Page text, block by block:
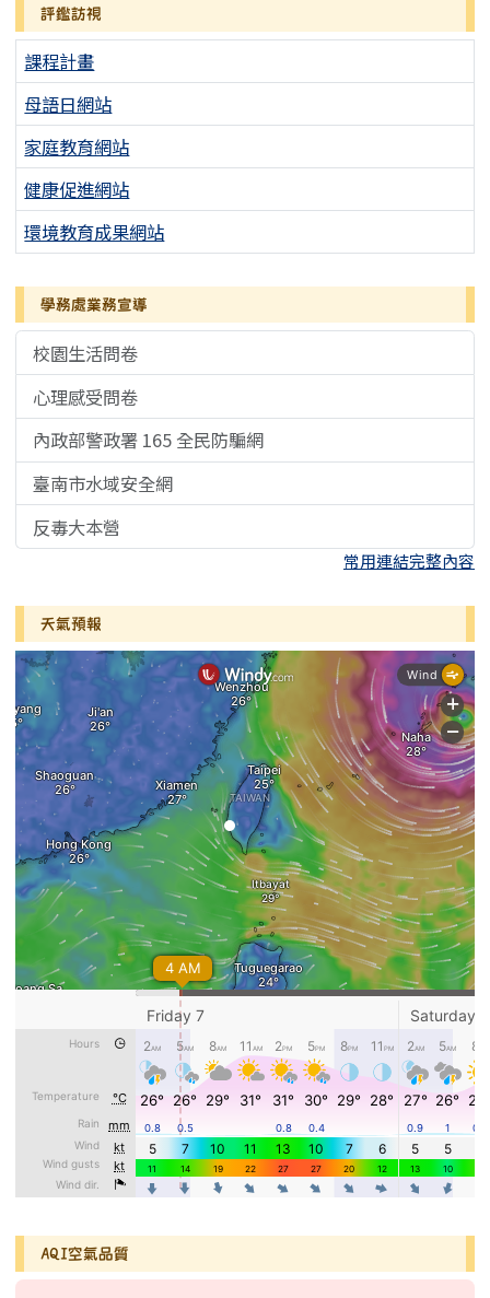
評鑑訪視
課程計畫
母語日網站
家庭教育網站
健康促進網站
環境教育成果網站
學務處業務宣導
校園生活問卷
心理感受問卷
內政部警政署 165 全民防騙網
臺南市水域安全網
反毒大本營
常用連結完整內容
天氣預報
AQI空氣品質